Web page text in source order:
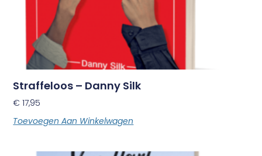
Straffeloos – Danny Silk
€ 17,95
Toevoegen Aan Winkelwagen